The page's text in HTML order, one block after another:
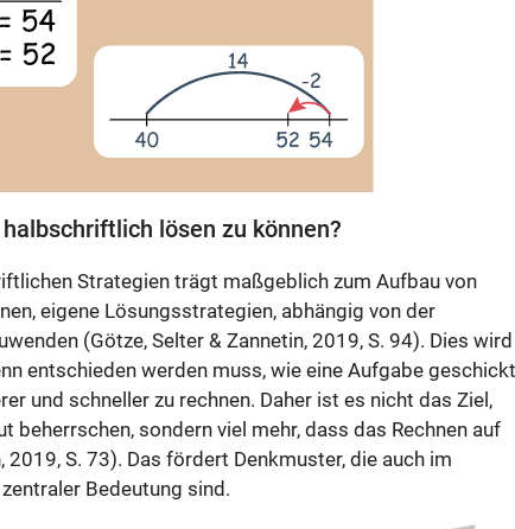
lösen zu können?
Strategien trägt maßgeblich zum Aufbau von
eigene Lösungsstrategien, abhängig von der
(Götze, Selter & Zannetin, 2019, S. 94). Dies wird
entschieden werden muss, wie eine Aufgabe geschickt
und schneller zu rechnen. Daher ist es nicht das Ziel,
beherrschen, sondern viel mehr, dass das Rechnen auf
S. 73). Das fördert Denkmuster, die auch im
Bedeutung sind.